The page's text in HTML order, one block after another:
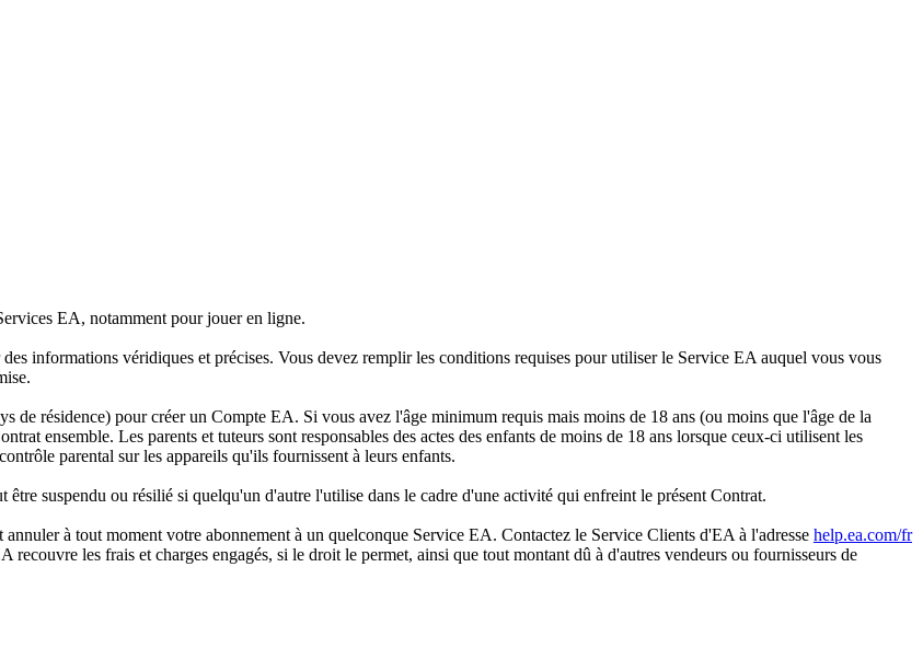
EA, notamment pour jouer en ligne.
informations véridiques et précises. Vous devez remplir les conditions requises pour utiliser le Service EA auquel vous vous
de résidence) pour créer un Compte EA. Si vous avez l'âge minimum requis mais moins de 18 ans (ou moins que l'âge de la
ensemble. Les parents et tuteurs sont responsables des actes des enfants de moins de 18 ans lorsque ceux-ci utilisent les
parental sur les appareils qu'ils fournissent à leurs enfants.
suspendu ou résilié si quelqu'un d'autre l'utilise dans le cadre d'une activité qui enfreint le présent Contrat.
à tout moment votre abonnement à un quelconque Service EA. Contactez le Service Clients d'EA à l'adresse help.ea.com/fr
les frais et charges engagés, si le droit le permet, ainsi que tout montant dû à d'autres vendeurs ou fournisseurs de